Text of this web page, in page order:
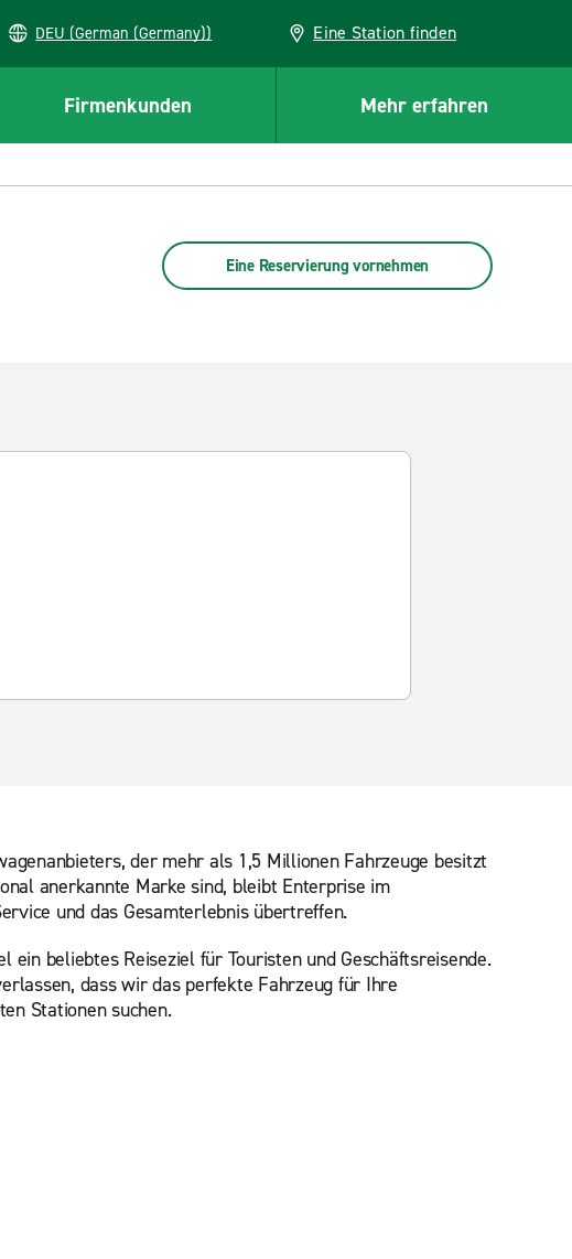
DEU (German (Germany)) Eine Station finden
Firmenkunden Mehr erfahren
Eine Reservierung vornehmen
der mehr als 1,5 Millionen Fahrzeuge besitzt
anerkannte Marke sind, bleibt Enterprise im
und das Gesamterlebnis übertreffen.
beliebtes Reiseziel für Touristen und Geschäftsreisende.
dass wir das perfekte Fahrzeug für Ihre
Stationen suchen.